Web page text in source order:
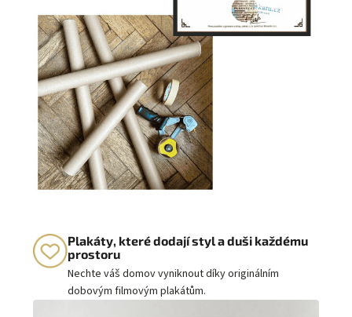
Plakáty, které dodají styl a duši každému
prostoru
Nechte váš domov vyniknout díky originálním
dobovým filmovým plakátům.